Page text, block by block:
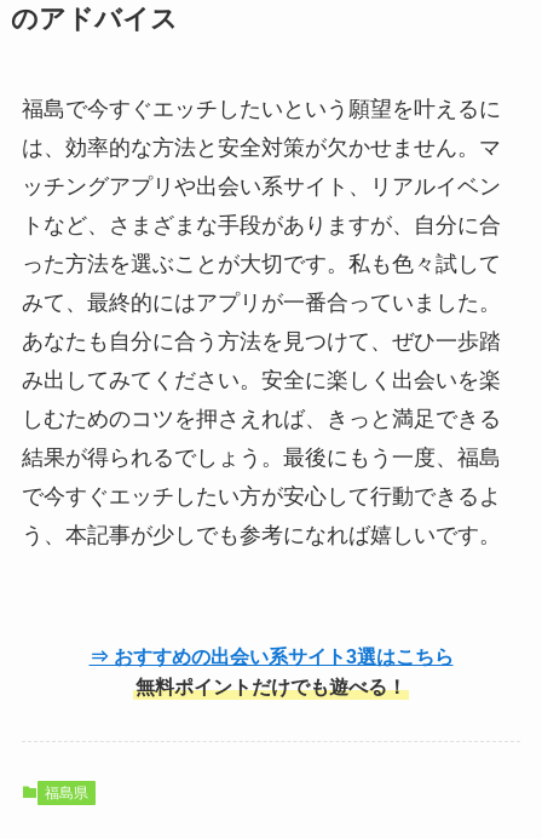
のアドバイス
福島で今すぐエッチしたいという願望を叶えるに
は、効率的な方法と安全対策が欠かせません。マ
ッチングアプリや出会い系サイト、リアルイベン
トなど、さまざまな手段がありますが、自分に合
った方法を選ぶことが大切です。私も色々試して
みて、最終的にはアプリが一番合っていました。
あなたも自分に合う方法を見つけて、ぜひ一歩踏
み出してみてください。安全に楽しく出会いを楽
しむためのコツを押さえれば、きっと満足できる
結果が得られるでしょう。最後にもう一度、福島
で今すぐエッチしたい方が安心して行動できるよ
う、本記事が少しでも参考になれば嬉しいです。
⇒ おすすめの出会い系サイト3選はこちら
無料ポイントだけでも遊べる！
福島県